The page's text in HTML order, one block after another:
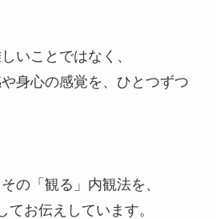
いことではなく、
身心の感覚を、ひとつずつ
の「観る」内観法を、
お伝えしています。